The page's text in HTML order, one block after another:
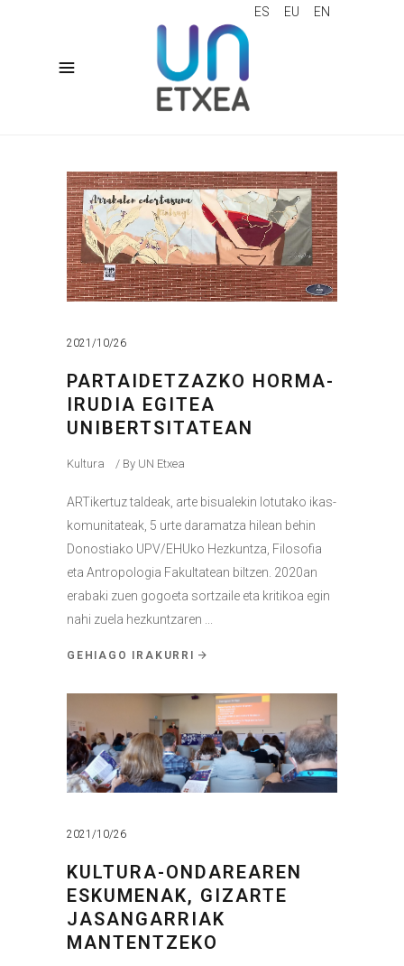
ES EU EN
2021/10/26
PARTAIDETZAZKO HORMA-
IRUDIA EGITEA
UNIBERTSITATEAN
Kultura By UN Etxea
ARTikertuz taldeak, arte bisualekin lotutako ikas-
komunitateak, 5 urte daramatza hilean behin
Donostiako UPV/EHUko Hezkuntza, Filosofia
eta Antropologia Fakultatean biltzen. 2020an
erabaki zuen gogoeta sortzaile eta kritikoa egin
nahi zuela hezkuntzaren
GEHIAGO IRAKURRI
2021/10/26
KULTURA-ONDAREAREN
ESKUMENAK, GIZARTE
JASANGARRIAK
MANTENTZEKO